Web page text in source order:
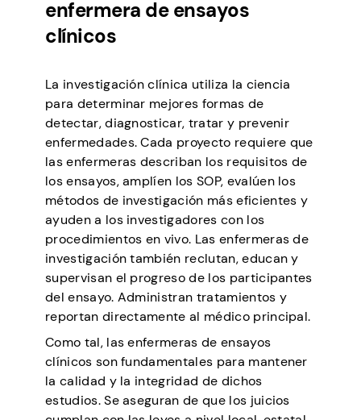
enfermera de ensayos
clínicos
La investigación clínica utiliza la ciencia
para determinar mejores formas de
detectar, diagnosticar, tratar y prevenir
enfermedades. Cada proyecto requiere que
las enfermeras describan los requisitos de
los ensayos, amplíen los SOP, evalúen los
métodos de investigación más eficientes y
ayuden a los investigadores con los
procedimientos en vivo. Las enfermeras de
investigación también reclutan, educan y
supervisan el progreso de los participantes
del ensayo. Administran tratamientos y
reportan directamente al médico principal.
Como tal, las enfermeras de ensayos
clínicos son fundamentales para mantener
la calidad y la integridad de dichos
estudios. Se aseguran de que los juicios